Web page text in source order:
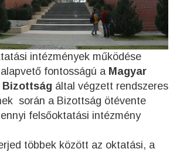
intézmények működése
fontosságú a Magyar
által végzett rendszeres
során a Bizottság ötévente
felsőoktatási intézmény
többek között az oktatási, a